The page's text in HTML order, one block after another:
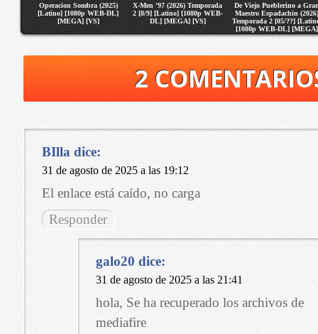
Operacion Sombra (2025)
[Latino] [1080p WEB-DL]
[MEGA] [VS]
X-Men ’97 (2026) Temporada
2 [8/9] [Latino] [1080p WEB-
DL] [MEGA] [VS]
De Viejo Pueblerino a
Maestro Espadachin (2026)
Temporada 2 [05/??]
[1080p WEB-DL] [MEGA]
[VS]
2
BIlla dice:
31 de agosto de 2025 a las 19:12
El enlace está caído, no carga
Responder
galo20 dice:
31 de agosto de 2025 a las 21:41
hola, Se ha recuperado los archivos de
mediafire